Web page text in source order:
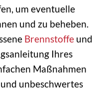
um eventuelle
und zu beheben.
Brennstoffe und
Ihres
Maßnahmen
unbeschwertes